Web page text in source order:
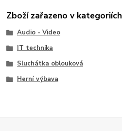
Zboží zařazeno v kategoriích
Audio - Video
IT technika
Sluchátka oblouková
Herní výbava